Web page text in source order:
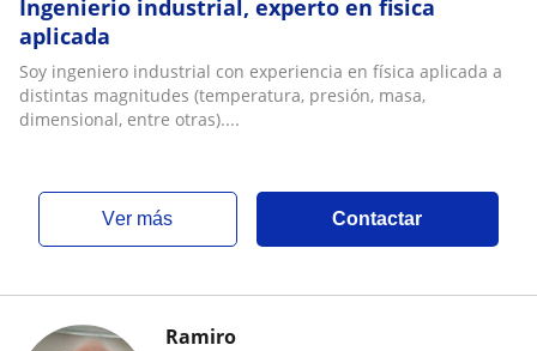
Ingenierio industrial, experto en fisica
aplicada
Soy ingeniero industrial con experiencia en física aplicada a
distintas magnitudes (temperatura, presión, masa,
dimensional, entre otras)....
ver más Contactar
Ramiro